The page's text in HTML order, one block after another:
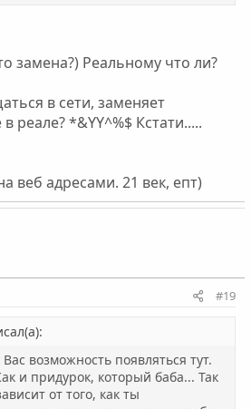
замена?) Реальному что ли?
в сети, заменяет
реале? *&YY^%$ Кстати.....
веб адресами. 21 век, епт)
#19
возможность появляться тут.
и придурок, который баба... Так
от того, как ты